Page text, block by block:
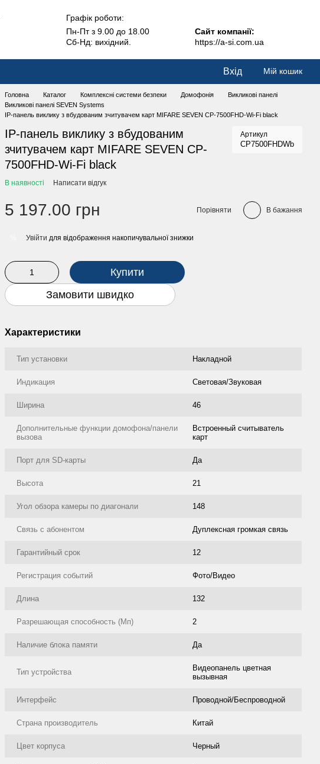
Графік роботи:
Пн-Пт з 9.00 до 18.00
Сб-Нд: вихідний.
Сайт компанії:
https://a-si.com.ua
Вхід Мій кошик
Головна Каталог Комплексні системи безпеки Домофонія
Викликові панелі
Викликові панелі SEVEN Systems
IP-панель виклику з вбудованим зчитувачем карт MIFARE SEVEN CP-7500FHD-Wi-Fi black
IP-панель виклику з вбудованим
зчитувачем карт MIFARE SEVEN CP-
7500FHD-Wi-Fi black
Артикул
CP7500FHDWb
В наявності Написати відгук
5 197.00 грн Порівняти В бажання
Увійти для відображення накопичувальної знижки
Купити
Замовити швидко
Характеристики
Тип установки Накладной
Индикация Световая/Звуковая
Ширина 46
Дополнительные функции домофона/панели
вызова
Встроенный считыватель
карт
Порт для SD-карты Да
Высота 21
Угол обзора камеры по диагонали 148
Связь с абонентом Дуплексная громкая связь
Гарантийный срок 12
Регистрация событий Фото/Видео
Длина 132
Разрешающая способность (Мп) 2
Наличие блока памяти Да
Тип устройства
Видеопанель цветная
вызывная
Интерфейс Проводной/Беспроводной
Страна производитель Китай
Цвет корпуса Черный